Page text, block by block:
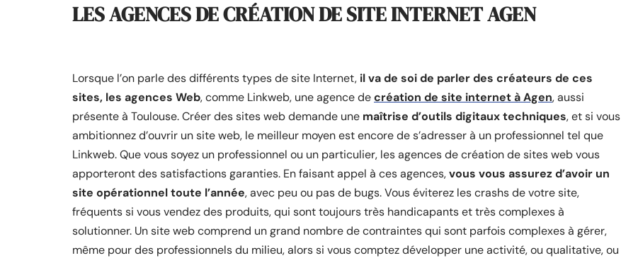
LES AGENCES DE CRÉATION DE SITE INTERNET AGEN
Lorsque l’on parle des différents types de site Internet, il va de soi de parler des créateurs de ces
sites, les agences Web, comme Linkweb, une agence decréation de site internet à Agen, aussi
présente à Toulouse. Créer des sites web demande une maîtrise d’outils digitaux techniques, et si vous
ambitionnez d’ouvrir un site web, le meilleur moyen est encore de s’adresser à un professionnel tel que
Linkweb. Que vous soyez un professionnel ou un particulier, les agences de création de sites web vous
apporteront des satisfactions garanties. En faisant appel à ces agences,vous vous assurez d’avoir un
site opérationnel toute l’année, avec peu ou pas de bugs. Vous éviterez les crashs de votre site,
fréquents si vous vendez des produits, qui sont toujours très handicapants et très complexes à
solutionner. Un site web comprend un grand nombre de contraintes qui sont parfois complexes à gérer,
même pour des professionnels du milieu, alors si vous comptez développer une activité, ou qualitative, ou